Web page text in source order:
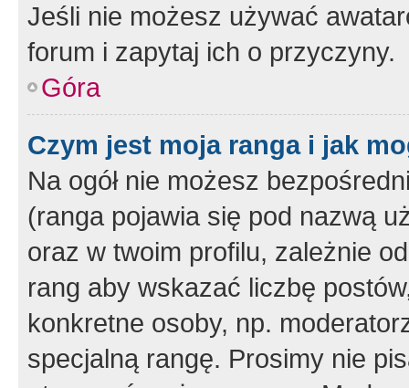
Jeśli nie możesz używać
forum i zapytaj ich o przyczyny.
Góra
Czym jest moja ranga i jak
Na ogół nie możesz
(ranga pojawia się pod nazwą
oraz w twoim profilu, zależnie
rang aby wskazać liczbę
konkretne osoby, np.
specjalną rangę. Prosimy nie